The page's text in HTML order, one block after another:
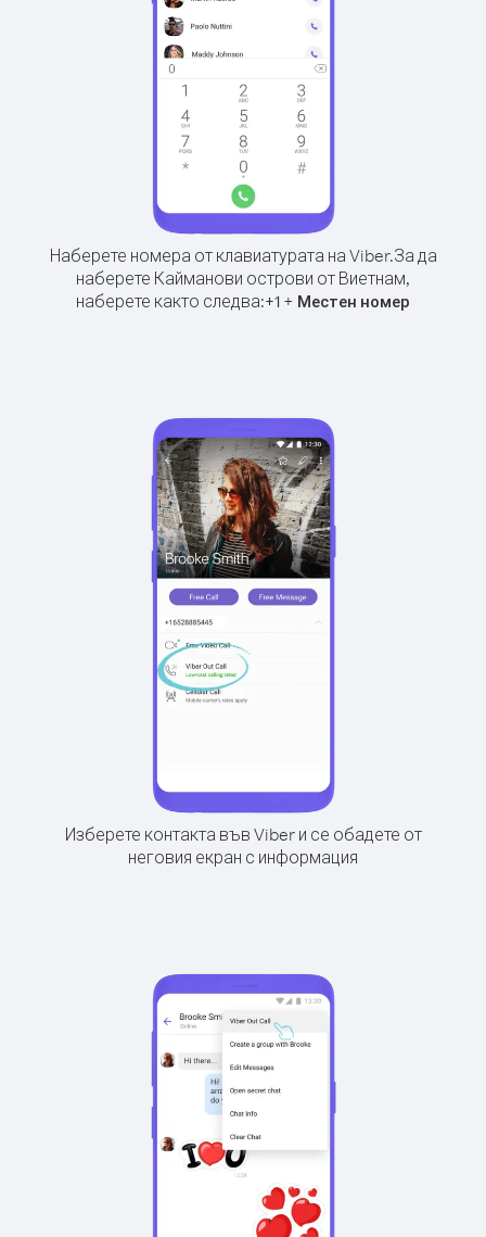
Наберете номера от клавиатурата на Viber.За да
наберете Кайманови острови от Виетнам,
наберете както следва:+1 + Местен номер
Изберете контакта във Viber и се обадете от
неговия екран с информация